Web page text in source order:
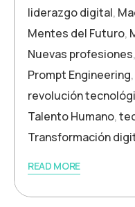
liderazgo digital,
Mentes del Futuro,
Nuevas profesiones,
Prompt Engineering,
revolución
Talento Humano,
Transformación
READ MORE